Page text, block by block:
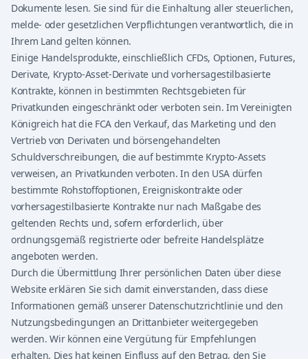
Dokumente lesen. Sie sind für die Einhaltung aller steuerlichen,
melde- oder gesetzlichen Verpflichtungen verantwortlich, die in
Ihrem Land gelten können.
Einige Handelsprodukte, einschließlich CFDs, Optionen, Futures,
Derivate, Krypto-Asset-Derivate und vorhersagestilbasierte
Kontrakte, können in bestimmten Rechtsgebieten für
Privatkunden eingeschränkt oder verboten sein. Im Vereinigten
Königreich hat die FCA den Verkauf, das Marketing und den
Vertrieb von Derivaten und börsengehandelten
Schuldverschreibungen, die auf bestimmte Krypto-Assets
verweisen, an Privatkunden verboten. In den USA dürfen
bestimmte Rohstoffoptionen, Ereigniskontrakte oder
vorhersagestilbasierte Kontrakte nur nach Maßgabe des
geltenden Rechts und, sofern erforderlich, über
ordnungsgemäß registrierte oder befreite Handelsplätze
angeboten werden.
Durch die Übermittlung Ihrer persönlichen Daten über diese
Website erklären Sie sich damit einverstanden, dass diese
Informationen gemäß unserer Datenschutzrichtlinie und den
Nutzungsbedingungen an Drittanbieter weitergegeben
werden. Wir können eine Vergütung für Empfehlungen
erhalten. Dies hat keinen Einfluss auf den Betrag, den Sie